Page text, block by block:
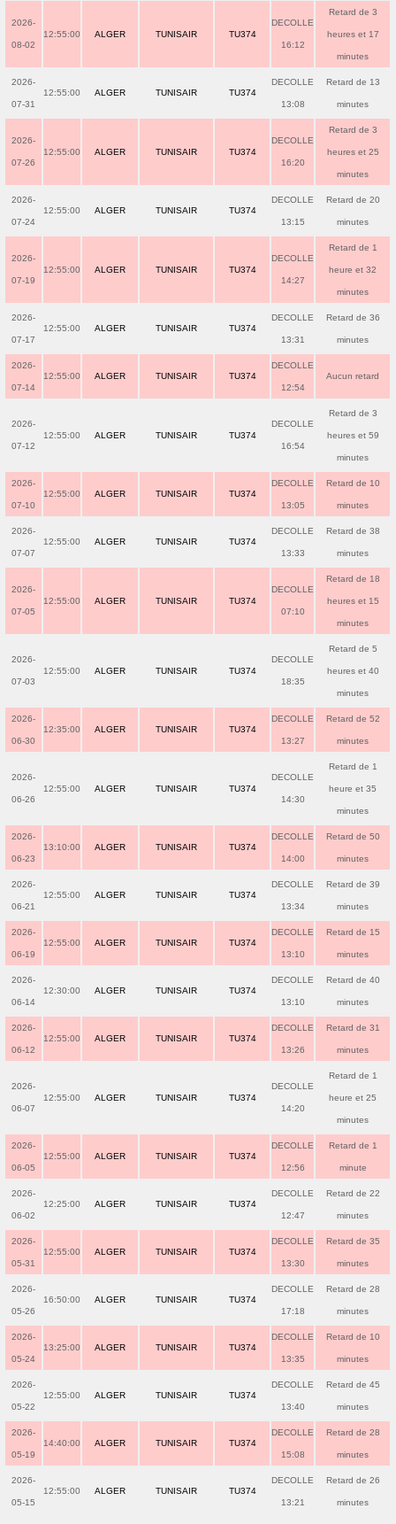
2026-
08-02
12:55:00 ALGER TUNISAIR TU374
DECOLLE
16:12
Retard de 3
heures et 17
minutes
2026-
07-31
12:55:00 ALGER TUNISAIR TU374
DECOLLE
13:08
Retard de 13
minutes
2026-
07-26
12:55:00 ALGER TUNISAIR TU374
DECOLLE
16:20
Retard de 3
heures et 25
minutes
2026-
07-24
12:55:00 ALGER TUNISAIR TU374
DECOLLE
13:15
Retard de 20
minutes
2026-
07-19
12:55:00 ALGER TUNISAIR TU374
DECOLLE
14:27
Retard de 1
heure et 32
minutes
2026-
07-17
12:55:00 ALGER TUNISAIR TU374
DECOLLE
13:31
Retard de 36
minutes
2026-
07-14
12:55:00 ALGER TUNISAIR TU374
DECOLLE
12:54
Aucun retard
2026-
07-12
12:55:00 ALGER TUNISAIR TU374
DECOLLE
16:54
Retard de 3
heures et 59
minutes
2026-
07-10
12:55:00 ALGER TUNISAIR TU374
DECOLLE
13:05
Retard de 10
minutes
2026-
07-07
12:55:00 ALGER TUNISAIR TU374
DECOLLE
13:33
Retard de 38
minutes
2026-
07-05
12:55:00 ALGER TUNISAIR TU374
DECOLLE
07:10
Retard de 18
heures et 15
minutes
2026-
07-03
12:55:00 ALGER TUNISAIR TU374
DECOLLE
18:35
Retard de 5
heures et 40
minutes
2026-
06-30
12:35:00 ALGER TUNISAIR TU374
DECOLLE
13:27
Retard de 52
minutes
2026-
06-26
12:55:00 ALGER TUNISAIR TU374
DECOLLE
14:30
Retard de 1
heure et 35
minutes
2026-
06-23
13:10:00 ALGER TUNISAIR TU374
DECOLLE
14:00
Retard de 50
minutes
2026-
06-21
12:55:00 ALGER TUNISAIR TU374
DECOLLE
13:34
Retard de 39
minutes
2026-
06-19
12:55:00 ALGER TUNISAIR TU374
DECOLLE
13:10
Retard de 15
minutes
2026-
06-14
12:30:00 ALGER TUNISAIR TU374
DECOLLE
13:10
Retard de 40
minutes
2026-
06-12
12:55:00 ALGER TUNISAIR TU374
DECOLLE
13:26
Retard de 31
minutes
2026-
06-07
12:55:00 ALGER TUNISAIR TU374
DECOLLE
14:20
Retard de 1
heure et 25
minutes
2026-
06-05
12:55:00 ALGER TUNISAIR TU374
DECOLLE
12:56
Retard de 1
minute
2026-
06-02
12:25:00 ALGER TUNISAIR TU374
DECOLLE
12:47
Retard de 22
minutes
2026-
05-31
12:55:00 ALGER TUNISAIR TU374
DECOLLE
13:30
Retard de 35
minutes
2026-
05-26
16:50:00 ALGER TUNISAIR TU374
DECOLLE
17:18
Retard de 28
minutes
2026-
05-24
13:25:00 ALGER TUNISAIR TU374
DECOLLE
13:35
Retard de 10
minutes
2026-
05-22
12:55:00 ALGER TUNISAIR TU374
DECOLLE
13:40
Retard de 45
minutes
2026-
05-19
14:40:00 ALGER TUNISAIR TU374
DECOLLE
15:08
Retard de 28
minutes
2026-
05-15
12:55:00 ALGER TUNISAIR TU374
DECOLLE
13:21
Retard de 26
minutes